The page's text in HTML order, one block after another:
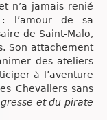
n’a jamais renié
: l’amour de sa
de Saint-Malo,
Son attachement
des ateliers
à l’aventure
Chevaliers sans
et du pirate